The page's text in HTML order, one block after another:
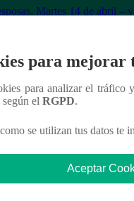
Martes 14 de abril –
para mejorar
para analizar el tráfico
según el RGPD.
se utilizan tus datos te
Aceptar